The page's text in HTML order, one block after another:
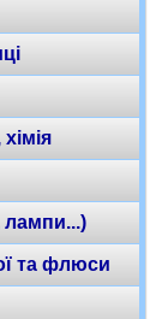
лампи...)
та флюси